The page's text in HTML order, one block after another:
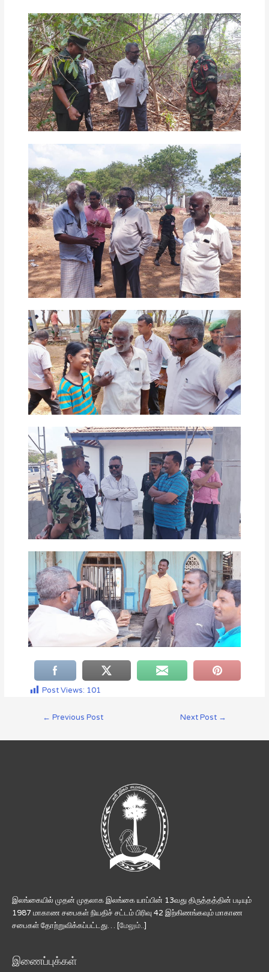
Post Views: 101
← Previous Post Next Post →
இலங்கையில் முதன் முதலாக இலங்கை யாப்பின் 13வது திருத்தத்தின் படியும்
1987 மாகாண சபைகள் நியதிச் சட்டம் பிரிவு 42 இற்கிணங்கவும் மாகாண
சபைகள் தோற்றுவிக்கப்பட்டது… [மேலும்..]
இணைப்புக்கள்